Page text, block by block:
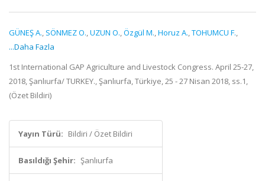
GÜNEŞ A., SÖNMEZ O.,UZUN O.,Özgül M.,Horuz A.,TOHUMCU F.,
...Daha Fazla
1st International GAP Agriculture and Livestock Congress. April 25-27,
2018, Şanlıurfa/ TURKEY., Şanlıurfa, Türkiye, 25 - 27 Nisan 2018, ss.1,
(Özet Bildiri)
Yayın Türü: Bildiri / Özet Bildiri
Basıldığı Şehir: Şanlıurfa